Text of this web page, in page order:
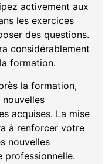
activement aux
les exercices
des questions.
considérablement
formation.
la formation,
acquises. La mise
à renforcer votre
nouvelles
professionnelle.